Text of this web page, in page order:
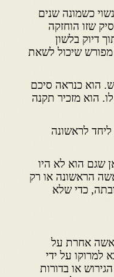
כשמונה שנים
שזו הוחזקה
דיוק בלשון
מפורש שיכול לשאת
הוא כנראה סיכם
הוא מזכיר תקנה
לראשונה
שגם הוא לא היו
הראשונה או רק
כדי שלא
אשה אחרת על
למרוקו על ידי
או בדורות